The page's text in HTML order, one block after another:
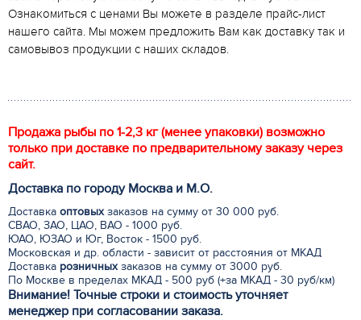
Ознакомиться с ценами Вы можете в разделе прайс-лист
нашего сайта. Мы можем предложить Вам как доставку так и
самовывоз продукции с наших складов.
Продажа рыбы по 1-2,3 кг (менее упаковки) возможно
только при доставке по предварительному заказу через
сайт.
Доставка по городу Москва и М.О.
Доставка оптовыхзаказов на сумму от 30 000 руб.
СВАО, ЗАО, ЦАО, ВАО - 1000 руб.
ЮАО, ЮЗАО и Юг, Восток - 1500 руб.
Московская и др. области - зависит от расстояния от МКАД
Доставка розничныхзаказов на сумму от 3000 руб.
По Москве в пределах МКАД - 500 руб (+за МКАД - 30 руб/км)
Внимание! Точные строки и стоимость уточняет
менеджер при согласовании заказа.